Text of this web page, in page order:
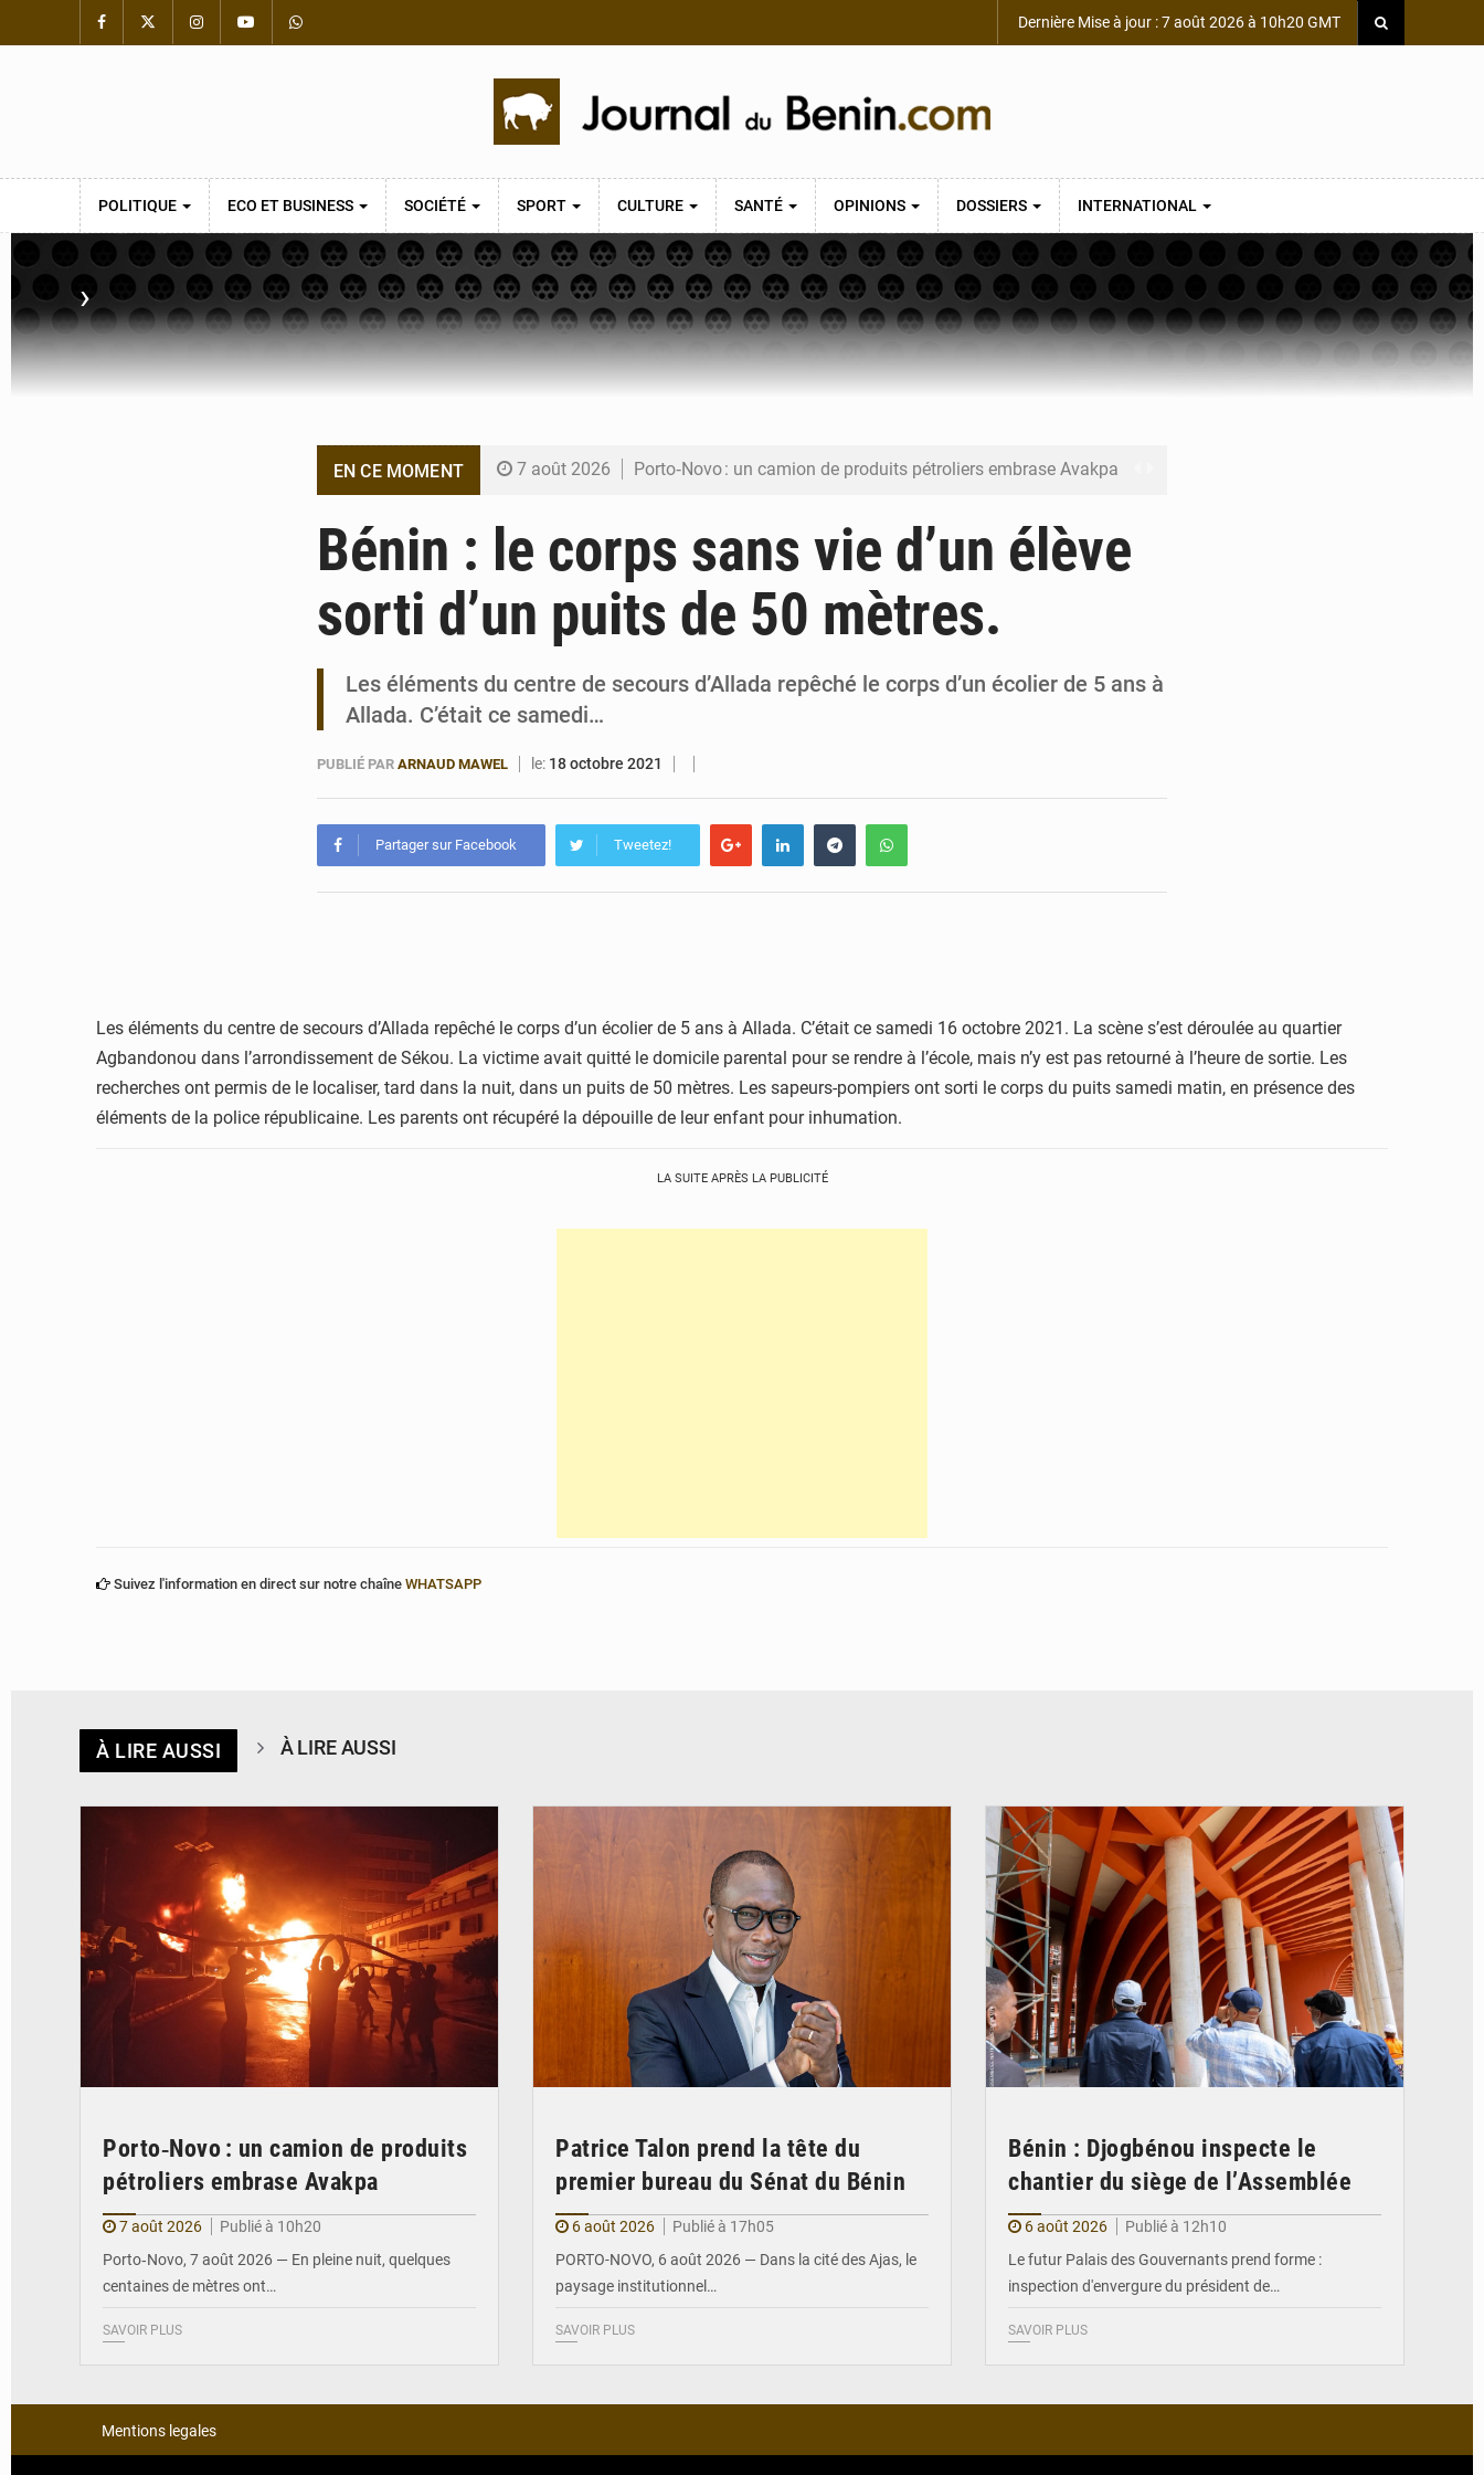
Dernière Mise à jour : 7 août 2026 à 10h20 GMT
POLITIQUE ECO ET BUSINESS SOCIÉTÉ SPORT CULTURE SANTÉ OPINIONS DOSSIERS INTERNATIONAL
›
EN CE MOMENT 7 août 2026 Porto‑Novo : un camion de produits pétroliers embrase Avakpa
6 août 2026 Bénin : Djogbénou inspecte le chantier du siège de l’Assemblée
6 août 2026 Bénin et Canada scellent un partenariat inédit
Bénin : le corps sans vie d’un élève
sorti d’un puits de 50 mètres.
Les éléments du centre de secours d’Allada repêché le corps d’un écolier de 5 ans à
Allada. C’était ce samedi…
PUBLIÉ PAR ARNAUD MAWEL le: 18 octobre 2021
Partager sur Facebook Tweetez!
Les éléments du centre de secours d’Allada repêché le corps d’un écolier de 5 ans à Allada. C’était ce samedi 16 octobre 2021. La scène s’est déroulée au quartier
Agbandonou dans l’arrondissement de Sékou. La victime avait quitté le domicile parental pour se rendre à l’école, mais n’y est pas retourné à l’heure de sortie. Les
recherches ont permis de le localiser, tard dans la nuit, dans un puits de 50 mètres. Les sapeurs-pompiers ont sorti le corps du puits samedi matin, en présence des
éléments de la police républicaine. Les parents ont récupéré la dépouille de leur enfant pour inhumation.
LA SUITE APRÈS LA PUBLICITÉ
Suivez l'information en direct sur notre chaîne WHATSAPP
À LIRE AUSSI À LIRE AUSSI
Porto‑Novo : un camion de produits
pétroliers embrase Avakpa
7 août 2026
Publié à 10h20
Porto‑Novo, 7 août 2026 — En pleine nuit, quelques
centaines de mètres ont…
SAVOIR PLUS
Patrice Talon prend la tête du
premier bureau du Sénat du Bénin
6 août 2026
Publié à 17h05
PORTO-NOVO, 6 août 2026 — Dans la cité des Ajas, le
paysage institutionnel…
SAVOIR PLUS
Bénin : Djogbénou inspecte le
chantier du siège de l’Assemblée
6 août 2026
Publié à 12h10
Le futur Palais des Gouvernants prend forme :
inspection d'envergure du président de…
SAVOIR PLUS
Mentions legales